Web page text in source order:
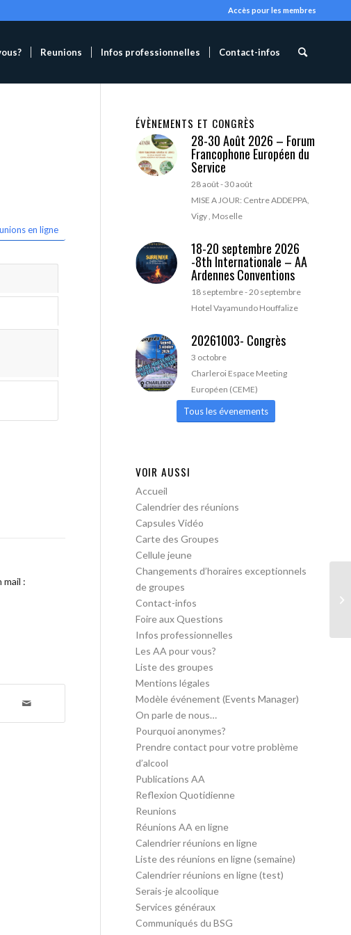
Accès pour les membres
Reunions Infos professionnelles Contact-infos
en ligne
:
ÉVÈNEMENTS ET CONGRÈS
28-30 Août 2026 – Forum
Francophone Européen du
Service
28 août-30 août
MISE A JOUR: Centre ADDEPPA,
Vigy , Moselle
18-20 septembre 2026
-8th Internationale – AA
Ardennes Conventions
18 septembre-20 septembre
Hotel Vayamundo Houffalize
20261003- Congrès
3 octobre
Charleroi Espace Meeting
Européen (CEME)
Tous les évenements
VOIR AUSSI
Accueil
Calendrier des réunions
Capsules Vidéo
Carte des Groupes
Cellule jeune
Changements d’horaires exceptionnels
de groupes
Contact-infos
Foire aux Questions
Infos professionnelles
Les AA pour vous?
Liste des groupes
Mentions légales
Modèle événement (Events Manager)
On parle de nous…
Pourquoi anonymes?
Prendre contact pour votre problème
d’alcool
Publications AA
Reflexion Quotidienne
Reunions
Réunions AA en ligne
Calendrier réunions en ligne
Liste des réunions en ligne (semaine)
Calendrier réunions en ligne (test)
Serais-je alcoolique
Services généraux
Communiqués du BSG